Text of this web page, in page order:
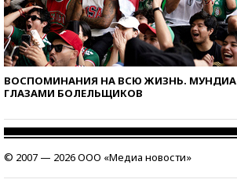
ВОСПОМИНАНИЯ НА ВСЮ ЖИЗНЬ.
ГЛАЗАМИ БОЛЕЛЬЩИКОВ
© 2007 — 2026 ООО «Медиа новости»